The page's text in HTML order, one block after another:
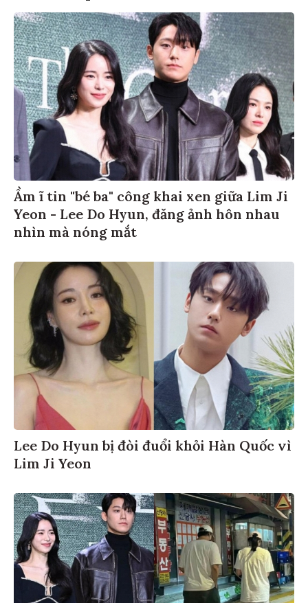
Ầm ĩ tin "bé ba" công khai xen giữa Lim Ji
Yeon - Lee Do Hyun, đăng ảnh hôn nhau
nhìn mà nóng mắt
Lee Do Hyun bị đòi đuổi khỏi Hàn Quốc vì
Lim Ji Yeon